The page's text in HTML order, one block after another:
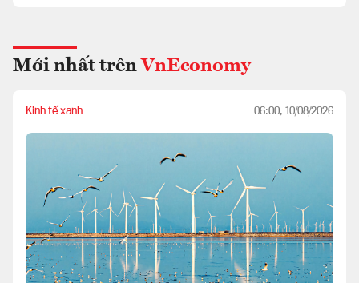
Mới nhất trên VnEconomy
Kinh tế xanh 06:00, 10/08/2026